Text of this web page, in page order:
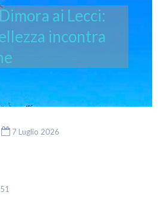
ai Lecci:
incontra
7 Luglio 2026